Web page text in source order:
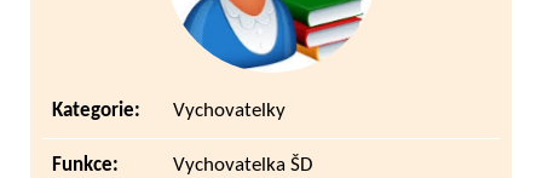
Kategorie: Vychovatelky
Funkce: Vychovatelka ŠD